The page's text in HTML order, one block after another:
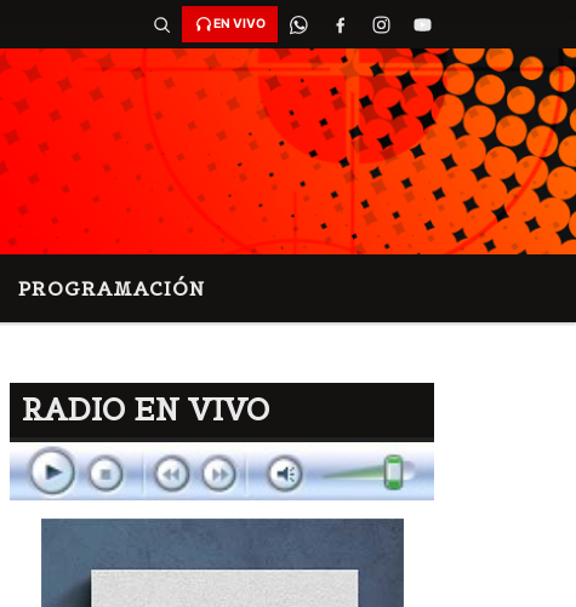
EN VIVO
PROGRAMACIÓN
RADIO EN VIVO